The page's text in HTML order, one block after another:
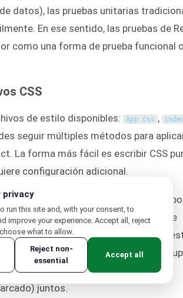
datos), las pruebas unitarias
En ese sentido, las pruebas de
como una forma de prueba funcional
CSS
de estilo disponibles: App. css ,
seguir múltiples métodos para
La forma más fácil es escribir CSS
configuración adicional.
importar CSS directamente en un
los archivos CSS para que solo se
individual. En realidad, no
del JavaScript. Más bien, estás
relevantes (CSS, JavaScript,
juntos.
privacy
run this site and, with your consent, to
improve your experience. Accept all, reject
what to allow.
Reject non-
essential
Accept all